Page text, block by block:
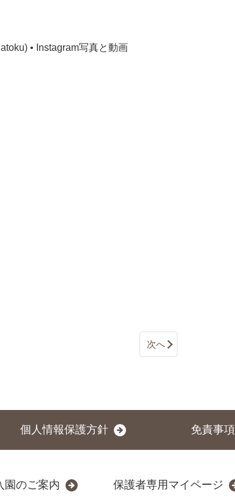
• Instagram写真と動画
次へ
個人情報保護方針 免責事項
園のご案内 保護者専用マイページ